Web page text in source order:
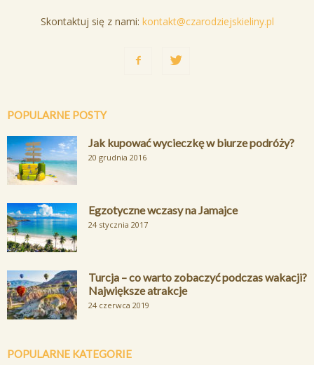
Skontaktuj się z nami: kontakt@czarodziejskieliny.pl
POPULARNE POSTY
Jak kupować wycieczkę w biurze podróży?
20 grudnia 2016
Egzotyczne wczasy na Jamajce
24 stycznia 2017
Turcja – co warto zobaczyć podczas wakacji?
Największe atrakcje
24 czerwca 2019
POPULARNE KATEGORIE